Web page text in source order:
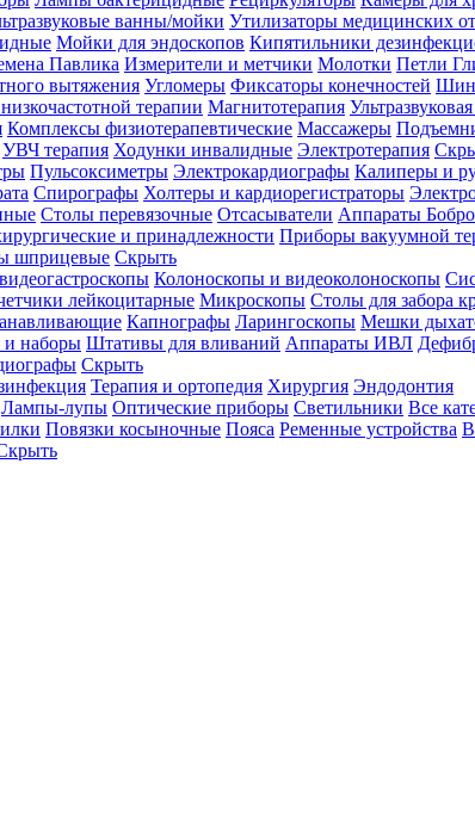
ванны/мойки Утилизаторы медицинских
Мойки для эндоскопов Кипятильники
Павлика Измерители и метчики Молотки Петли
вытяжения Угломеры Фиксаторы конечностей
терапии Магнитотерапия
Комплексы физиотерапевтические Массажеры
УВЧ терапия Ходунки инвалидные Электротерапия
Пульсоксиметры Электрокардиографы Калиперы и
Спирографы Холтеры и кардиорегистраторы
Столы перевязочные Отсасыватели Аппараты
и принадлежности Приборы вакуумной
шприцевые Скрыть
Колоноскопы и видеоколоноскопы
лейкоцитарные Микроскопы Столы для забора
Капнографы Ларингоскопы Мешки
и наборы Штативы для вливаний Аппараты ИВЛ
Скрыть
Терапия и ортопедия Хирургия Эндодонтия
Лампы-лупы Оптические приборы Светильники Все
Повязки косыночные Пояса Ременные устройства